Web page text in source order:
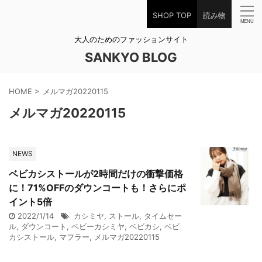
SHOP TOP 読み物
大人のためのファッションサイト
SANKYO BLOG
HOME > メルマガ20220115
メルマガ20220115
NEWS
ベビカシストールが2時間だけの衝撃価格
に！71%OFFのダウンコートも！さらにポ
イント5倍
2022/1/14 カシミヤ, ストール, タイムセー
ル, ダウンコート , ベビーカシミヤ, ベビカシ, ベビ
カシストール, マフラー, メルマガ20220115